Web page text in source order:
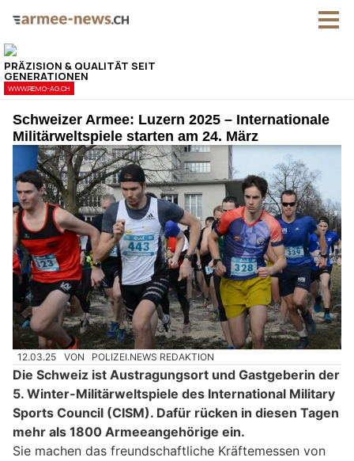
Schweizer Armee: Luzern 2025 – Internationale
Militärweltspiele starten am 24. März
12.03.25 VON POLIZEI.NEWS REDAKTION
Die Schweiz ist Austragungsort und Gastgeberin der
5. Winter-Militärweltspiele des International Military
Sports Council (CISM). Dafür rücken in diesen Tagen
mehr als 1800 Armeeangehörige ein.
Sie machen das freundschaftliche Kräftemessen von